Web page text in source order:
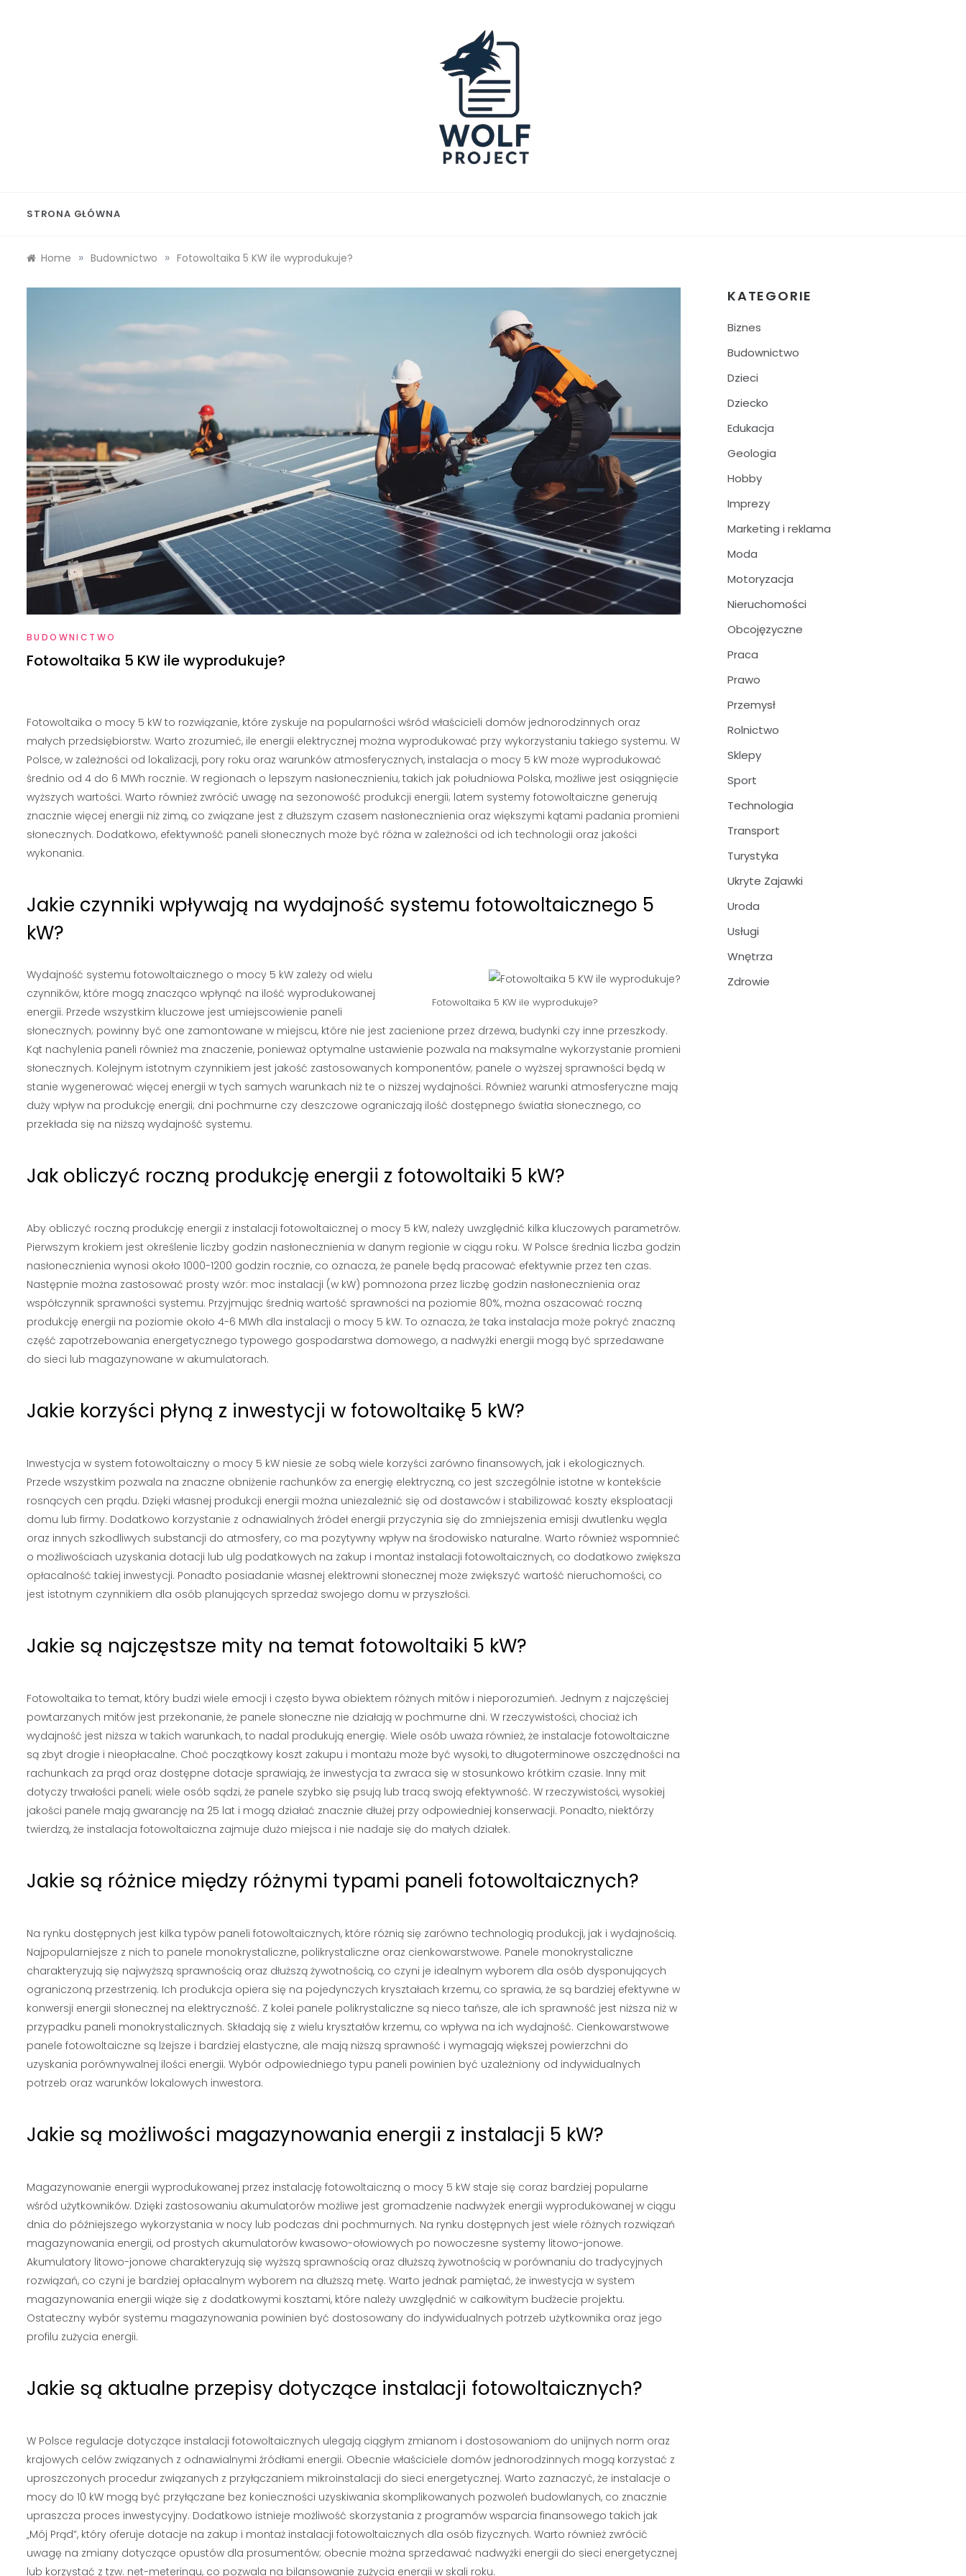
STRONA GŁÓWNA
Home » Budownictwo » Fotowoltaika 5 KW ile wyprodukuje?
BUDOWNICTWO
Fotowoltaika 5 KW ile wyprodukuje?
Fotowoltaika o mocy 5 kW to rozwiązanie, które zyskuje na popularności wśród właścicieli domów jednorodzinnych oraz
małych przedsiębiorstw. Warto zrozumieć, ile energii elektrycznej można wyprodukować przy wykorzystaniu takiego systemu. W
Polsce, w zależności od lokalizacji, pory roku oraz warunków atmosferycznych, instalacja o mocy 5 kW może wyprodukować
średnio od 4 do 6 MWh rocznie. W regionach o lepszym nasłonecznieniu, takich jak południowa Polska, możliwe jest osiągnięcie
wyższych wartości. Warto również zwrócić uwagę na sezonowość produkcji energii; latem systemy fotowoltaiczne generują
znacznie więcej energii niż zimą, co związane jest z dłuższym czasem nasłonecznienia oraz większymi kątami padania promieni
słonecznych. Dodatkowo, efektywność paneli słonecznych może być różna w zależności od ich technologii oraz jakości
wykonania.
Jakie czynniki wpływają na wydajność systemu fotowoltaicznego 5
kW?
Fotowoltaika 5 KW ile wyprodukuje?
Wydajność systemu fotowoltaicznego o mocy 5 kW zależy od wielu
czynników, które mogą znacząco wpłynąć na ilość wyprodukowanej
energii. Przede wszystkim kluczowe jest umiejscowienie paneli
słonecznych; powinny być one zamontowane w miejscu, które nie jest zacienione przez drzewa, budynki czy inne przeszkody.
Kąt nachylenia paneli również ma znaczenie, ponieważ optymalne ustawienie pozwala na maksymalne wykorzystanie promieni
słonecznych. Kolejnym istotnym czynnikiem jest jakość zastosowanych komponentów; panele o wyższej sprawności będą w
stanie wygenerować więcej energii w tych samych warunkach niż te o niższej wydajności. Również warunki atmosferyczne mają
duży wpływ na produkcję energii; dni pochmurne czy deszczowe ograniczają ilość dostępnego światła słonecznego, co
przekłada się na niższą wydajność systemu.
Jak obliczyć roczną produkcję energii z fotowoltaiki 5 kW?
Aby obliczyć roczną produkcję energii z instalacji fotowoltaicznej o mocy 5 kW, należy uwzględnić kilka kluczowych parametrów.
Pierwszym krokiem jest określenie liczby godzin nasłonecznienia w danym regionie w ciągu roku. W Polsce średnia liczba godzin
nasłonecznienia wynosi około 1000-1200 godzin rocznie, co oznacza, że panele będą pracować efektywnie przez ten czas.
Następnie można zastosować prosty wzór: moc instalacji (w kW) pomnożona przez liczbę godzin nasłonecznienia oraz
współczynnik sprawności systemu. Przyjmując średnią wartość sprawności na poziomie 80%, można oszacować roczną
produkcję energii na poziomie około 4-6 MWh dla instalacji o mocy 5 kW. To oznacza, że taka instalacja może pokryć znaczną
część zapotrzebowania energetycznego typowego gospodarstwa domowego, a nadwyżki energii mogą być sprzedawane
do sieci lub magazynowane w akumulatorach.
Jakie korzyści płyną z inwestycji w fotowoltaikę 5 kW?
Inwestycja w system fotowoltaiczny o mocy 5 kW niesie ze sobą wiele korzyści zarówno finansowych, jak i ekologicznych.
Przede wszystkim pozwala na znaczne obniżenie rachunków za energię elektryczną, co jest szczególnie istotne w kontekście
rosnących cen prądu. Dzięki własnej produkcji energii można uniezależnić się od dostawców i stabilizować koszty eksploatacji
domu lub firmy. Dodatkowo korzystanie z odnawialnych źródeł energii przyczynia się do zmniejszenia emisji dwutlenku węgla
oraz innych szkodliwych substancji do atmosfery, co ma pozytywny wpływ na środowisko naturalne. Warto również wspomnieć
o możliwościach uzyskania dotacji lub ulg podatkowych na zakup i montaż instalacji fotowoltaicznych, co dodatkowo zwiększa
opłacalność takiej inwestycji. Ponadto posiadanie własnej elektrowni słonecznej może zwiększyć wartość nieruchomości, co
jest istotnym czynnikiem dla osób planujących sprzedaż swojego domu w przyszłości.
Jakie są najczęstsze mity na temat fotowoltaiki 5 kW?
Fotowoltaika to temat, który budzi wiele emocji i często bywa obiektem różnych mitów i nieporozumień. Jednym z najczęściej
powtarzanych mitów jest przekonanie, że panele słoneczne nie działają w pochmurne dni. W rzeczywistości, chociaż ich
wydajność jest niższa w takich warunkach, to nadal produkują energię. Wiele osób uważa również, że instalacje fotowoltaiczne
są zbyt drogie i nieopłacalne. Choć początkowy koszt zakupu i montażu może być wysoki, to długoterminowe oszczędności na
rachunkach za prąd oraz dostępne dotacje sprawiają, że inwestycja ta zwraca się w stosunkowo krótkim czasie. Inny mit
dotyczy trwałości paneli; wiele osób sądzi, że panele szybko się psują lub tracą swoją efektywność. W rzeczywistości, wysokiej
jakości panele mają gwarancję na 25 lat i mogą działać znacznie dłużej przy odpowiedniej konserwacji. Ponadto, niektórzy
twierdzą, że instalacja fotowoltaiczna zajmuje dużo miejsca i nie nadaje się do małych działek.
Jakie są różnice między różnymi typami paneli fotowoltaicznych?
Na rynku dostępnych jest kilka typów paneli fotowoltaicznych, które różnią się zarówno technologią produkcji, jak i wydajnością.
Najpopularniejsze z nich to panele monokrystaliczne, polikrystaliczne oraz cienkowarstwowe. Panele monokrystaliczne
charakteryzują się najwyższą sprawnością oraz dłuższą żywotnością, co czyni je idealnym wyborem dla osób dysponujących
ograniczoną przestrzenią. Ich produkcja opiera się na pojedynczych kryształach krzemu, co sprawia, że są bardziej efektywne w
konwersji energii słonecznej na elektryczność. Z kolei panele polikrystaliczne są nieco tańsze, ale ich sprawność jest niższa niż w
przypadku paneli monokrystalicznych. Składają się z wielu kryształów krzemu, co wpływa na ich wydajność. Cienkowarstwowe
panele fotowoltaiczne są lżejsze i bardziej elastyczne, ale mają niższą sprawność i wymagają większej powierzchni do
uzyskania porównywalnej ilości energii. Wybór odpowiedniego typu paneli powinien być uzależniony od indywidualnych
potrzeb oraz warunków lokalowych inwestora.
Jakie są możliwości magazynowania energii z instalacji 5 kW?
Magazynowanie energii wyprodukowanej przez instalację fotowoltaiczną o mocy 5 kW staje się coraz bardziej popularne
wśród użytkowników. Dzięki zastosowaniu akumulatorów możliwe jest gromadzenie nadwyżek energii wyprodukowanej w ciągu
dnia do późniejszego wykorzystania w nocy lub podczas dni pochmurnych. Na rynku dostępnych jest wiele różnych rozwiązań
magazynowania energii, od prostych akumulatorów kwasowo-ołowiowych po nowoczesne systemy litowo-jonowe.
Akumulatory litowo-jonowe charakteryzują się wyższą sprawnością oraz dłuższą żywotnością w porównaniu do tradycyjnych
rozwiązań, co czyni je bardziej opłacalnym wyborem na dłuższą metę. Warto jednak pamiętać, że inwestycja w system
magazynowania energii wiąże się z dodatkowymi kosztami, które należy uwzględnić w całkowitym budżecie projektu.
Ostateczny wybór systemu magazynowania powinien być dostosowany do indywidualnych potrzeb użytkownika oraz jego
profilu zużycia energii.
Jakie są aktualne przepisy dotyczące instalacji fotowoltaicznych?
W Polsce regulacje dotyczące instalacji fotowoltaicznych ulegają ciągłym zmianom i dostosowaniom do unijnych norm oraz
krajowych celów związanych z odnawialnymi źródłami energii. Obecnie właściciele domów jednorodzinnych mogą korzystać z
uproszczonych procedur związanych z przyłączaniem mikroinstalacji do sieci energetycznej. Warto zaznaczyć, że instalacje o
mocy do 10 kW mogą być przyłączane bez konieczności uzyskiwania skomplikowanych pozwoleń budowlanych, co znacznie
upraszcza proces inwestycyjny. Dodatkowo istnieje możliwość skorzystania z programów wsparcia finansowego takich jak
„Mój Prąd”, który oferuje dotacje na zakup i montaż instalacji fotowoltaicznych dla osób fizycznych. Warto również zwrócić
uwagę na zmiany dotyczące opustów dla prosumentów; obecnie można sprzedawać nadwyżki energii do sieci energetycznej
lub korzystać z tzw. net-meteringu, co pozwala na bilansowanie zużycia energii w skali roku.
KATEGORIE
Biznes
Budownictwo
Dzieci
Dziecko
Edukacja
Geologia
Hobby
Imprezy
Marketing i reklama
Moda
Motoryzacja
Nieruchomości
Obcojęzyczne
Praca
Prawo
Przemysł
Rolnictwo
Sklepy
Sport
Technologia
Transport
Turystyka
Ukryte Zajawki
Uroda
Usługi
Wnętrza
Zdrowie